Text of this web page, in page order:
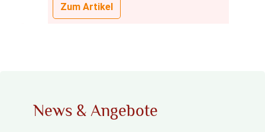
Zum Artikel
News & Angebote